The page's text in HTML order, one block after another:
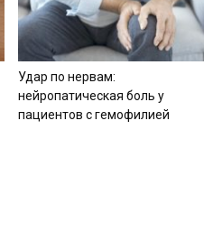
Удар по нервам:
нейропатическая боль у
пациентов с гемофилией